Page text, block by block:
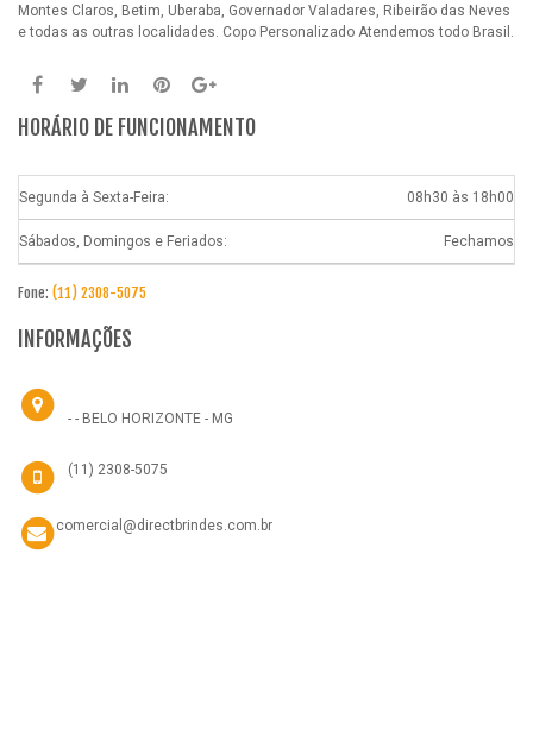
Montes Claros, Betim, Uberaba, Governador Valadares, Ribeirão das Neves
e todas as outras localidades. Copo Personalizado Atendemos todo Brasil.
HORÁRIO DE FUNCIONAMENTO
Segunda à Sexta-Feira: 08h30 às 18h00
Sábados, Domingos e Feriados: Fechamos
Fone: (11) 2308-5075
INFORMAÇÕES
- - BELO HORIZONTE - MG
(11) 2308-5075
comercial@directbrindes.com.br